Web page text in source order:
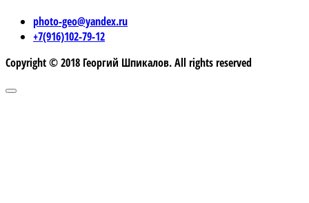
photo-geo@yandex.ru
+7(916)102-79-12
Copyright © 2018 Георгий Шпикалов. All rights reserved